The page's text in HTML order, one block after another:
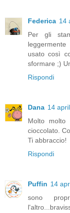
Federica 14
Per gli
usato così
sformare ;)
Rispondi
Dana 14
Molto
cioccolato.
Ti abbraccio!
Rispondi
Puffin 14
sono